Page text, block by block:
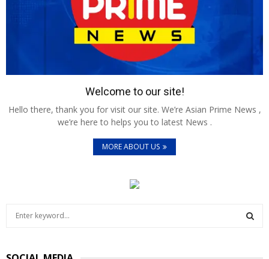
Welcome to our site!
Hello there, thank you for visit our site. We’re Asian Prime News ,
we’re here to helps you to latest News .
MORE ABOUT US